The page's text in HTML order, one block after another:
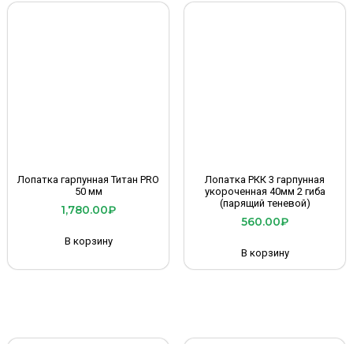
Лопатка гарпунная Титан PRO
50 мм
1,780.00₽
В корзину
Лопатка РКК 3 гарпунная
укороченная 40мм 2 гиба
(парящий теневой)
560.00₽
В корзину